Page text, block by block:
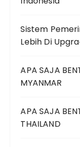
Sistem
Lebih Di
APA SAJA
MYANMAR
APA SAJA
THAILAND